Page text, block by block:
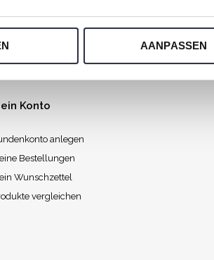
AANPASSEN
Konto
anlegen
Bestellungen
Wunschzettel
vergleichen